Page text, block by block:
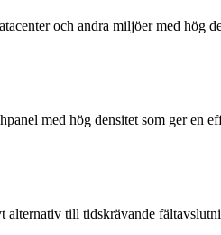
och andra miljöer med hög
med hög densitet som ger en
alternativ till tidskrävande